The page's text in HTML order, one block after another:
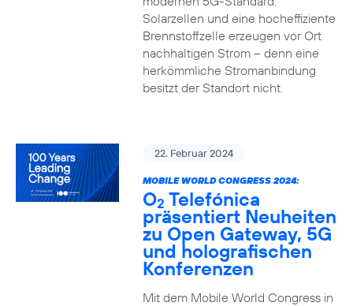
Solarzellen und eine hocheffiziente
Brennstoffzelle erzeugen vor Ort
nachhaltigen Strom – denn eine
herkömmliche Stromanbindung
besitzt der Standort nicht.
22. Februar 2024
MOBILE WORLD CONGRESS 2024:
O2 Telefónica
präsentiert Neuheiten
zu Open Gateway, 5G
und holografischen
Konferenzen
Mit dem Mobile World Congress in